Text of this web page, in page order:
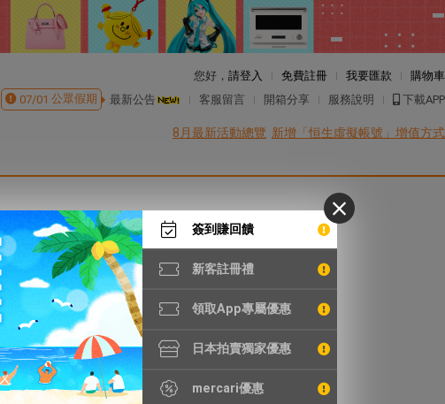
簽到賺回饋
新客註冊禮
領取App專屬優惠
日本拍賣獨家優惠
mercari優惠
您好， 請登入 免費註冊 我要匯款
購物車
07/01 公眾假期 最新公告 客服留言 開箱分享 服務說明 下載APP
8月最新活動總覽 新增「恒生虛擬帳號」增值方式